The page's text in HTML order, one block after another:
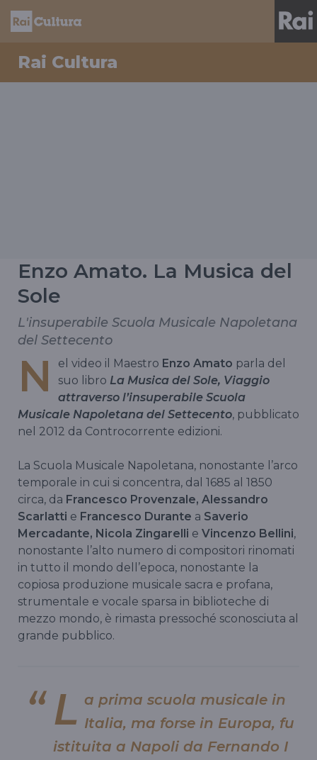
Rai Cultura
Enzo Amato. La Musica del
Sole
L'insuperabile Scuola Musicale Napoletana
del Settecento
N el video il Maestro Enzo Amato parla del
suo libro La Musica del Sole, Viaggio
attraverso l’insuperabile Scuola
Musicale Napoletana del Settecento, pubblicato
nel 2012 da Controcorrente edizioni.
La Scuola Musicale Napoletana, nonostante l’arco
temporale in cui si concentra, dal 1685 al 1850
circa, da Francesco Provenzale, Alessandro
Scarlatti e Francesco Durante a Saverio
Mercadante, Nicola Zingarelli e Vincenzo Bellini,
nonostante l’alto numero di compositori rinomati
in tutto il mondo dell’epoca, nonostante la
copiosa produzione musicale sacra e profana,
strumentale e vocale sparsa in biblioteche di
mezzo mondo, è rimasta pressoché sconosciuta al
grande pubblico.
L a prima scuola musicale in
Italia, ma forse in Europa, fu
istituita a Napoli da Fernando I